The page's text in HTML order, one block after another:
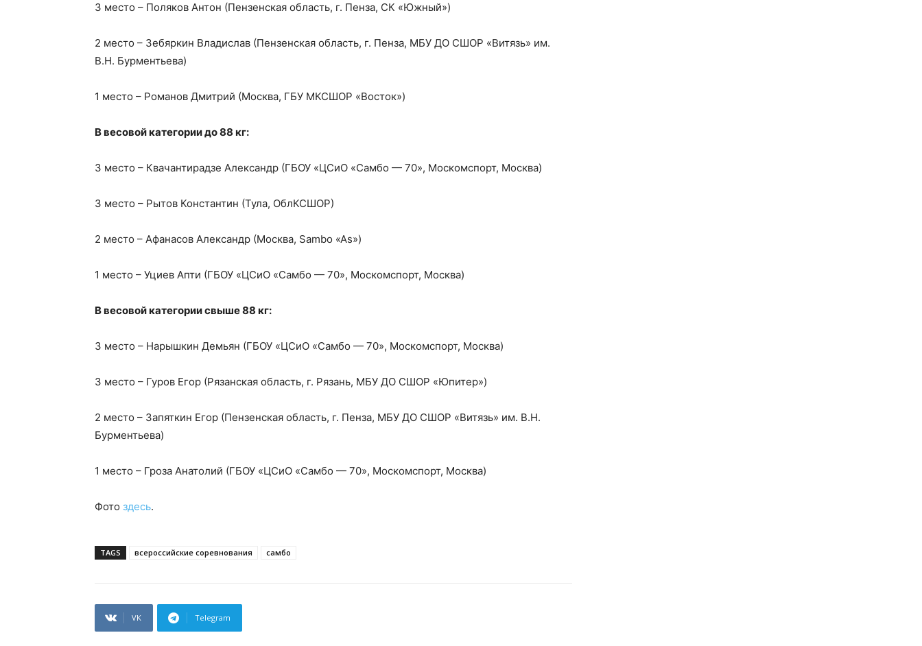
3 место – Поляков Антон (Пензенская область, г. Пенза, СК «Южный»)
2 место – Зебяркин Владислав (Пензенская область, г. Пенза, МБУ ДО СШОР «Витязь» им.
В.Н. Бурментьева)
1 место – Романов Дмитрий (Москва, ГБУ МКСШОР «Восток»)
В весовой категории до 88 кг:
3 место – Квачантирадзе Александр (ГБОУ «ЦСиО «Самбо — 70», Москомспорт, Москва)
3 место – Рытов Константин (Тула, ОблКСШОР)
2 место – Афанасов Александр (Москва, Sambo «As»)
1 место – Уциев Апти (ГБОУ «ЦСиО «Самбо — 70», Москомспорт, Москва)
В весовой категории свыше 88 кг:
3 место – Нарышкин Демьян (ГБОУ «ЦСиО «Самбо — 70», Москомспорт, Москва)
3 место – Гуров Егор (Рязанская область, г. Рязань, МБУ ДО СШОР «Юпитер»)
2 место – Запяткин Егор (Пензенская область, г. Пенза, МБУ ДО СШОР «Витязь» им. В.Н.
Бурментьева)
1 место – Гроза Анатолий (ГБОУ «ЦСиО «Самбо — 70», Москомспорт, Москва)
Фото здесь.
TAGS всероссийские соревнования самбо
VK Telegram